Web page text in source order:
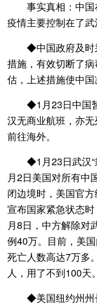
事实真相：中国
疫情主要控制在了武
◆中国政府及时
措施，有效切断了
估，上述措施使中国
◆1月23日中国暂
汉无商业航班，亦
前往海外。
◆1月23日武汉“
月2日美国对所有中
闭边境时，美国官
宣布国家紧急状态
月8日，中方解除对
例40万。目前，美
死亡人数高达7万多
人，用了不到100天。
◆美国纽约州州